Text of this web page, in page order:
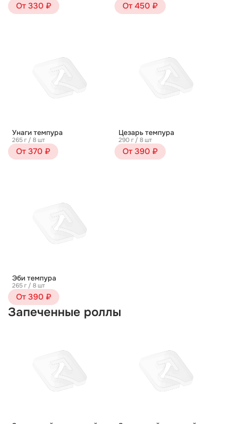
От 330 ₽ От 450 ₽
Унаги темпура
265 г / 8 шт
От 370 ₽
Цезарь темпура
290 г / 8 шт
От 390 ₽
Эби темпура
265 г / 8 шт
От 390 ₽
Запеченные роллы